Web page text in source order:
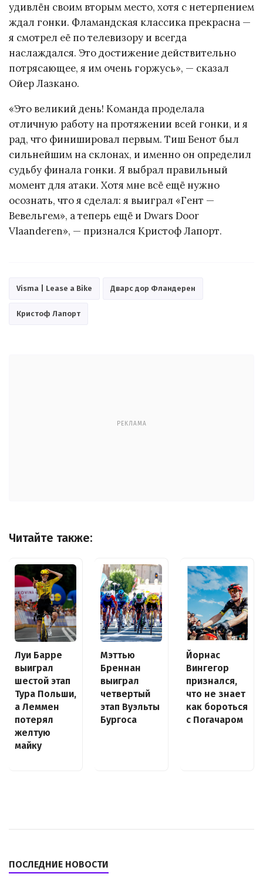
удивлён своим вторым место, хотя с нетерпением
ждал гонки. Фламандская классика прекрасна —
я смотрел её по телевизору и всегда
наслаждался. Это достижение действительно
потрясающее, я им очень горжусь», — сказал
Ойер Лазкано.
«Это великий день! Команда проделала
отличную работу на протяжении всей гонки, и я
рад, что финишировал первым. Тиш Бенот был
сильнейшим на склонах, и именно он определил
судьбу финала гонки. Я выбрал правильный
момент для атаки. Хотя мне всё ещё нужно
осознать, что я сделал: я выиграл «Гент —
Вевельгем», а теперь ещё и Dwars Door
Vlaanderen», — признался Кристоф Лапорт.
Visma | Lease a Bike Дварс дор Фландерен
Кристоф Лапорт
РЕКЛАМА
Читайте также:
Луи Барре
выиграл
шестой этап
Тура Польши,
а Леммен
потерял
желтую
майку
Мэттью
Бреннан
выиграл
четвертый
этап Вуэльты
Бургоса
Йорнас
Вингегор
признался,
что не знает
как бороться
с Погачаром
ПОСЛЕДНИЕ НОВОСТИ